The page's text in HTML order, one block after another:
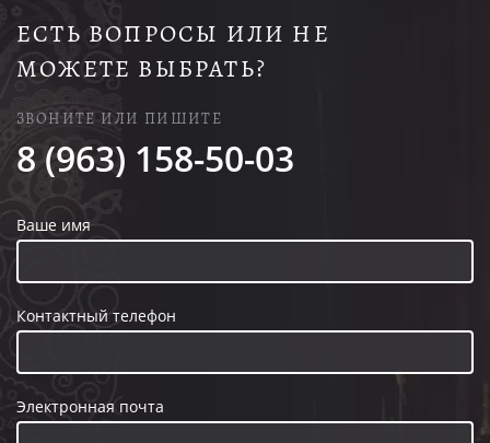
ЕСТЬ ВОПРОСЫ ИЛИ НЕ
МОЖЕТЕ ВЫБРАТЬ?
ЗВОНИТЕ ИЛИ ПИШИТЕ
8 (963) 158-50-03
Ваше имя
Контактный телефон
Электронная почта